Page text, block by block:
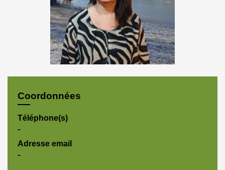
Coordonnées
Téléphone(s)
-
Adresse email
-